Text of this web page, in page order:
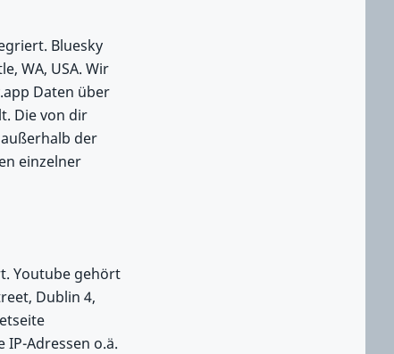
Bluesky
WA, USA. Wir
Daten über
Die von dir
der
einzelner
Youtube gehört
Dublin 4,
Adressen o.ä.